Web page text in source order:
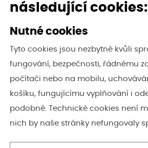
následující cookies:
Nutné cookies
Tyto cookies jsou nezbytné kvůli
fungování, bezpečnosti, řádnému
počítači nebo na mobilu,
košíku, fungujícímu vyplňování i
podobně. Technické cookies není
nich by naše stránky nefungovaly